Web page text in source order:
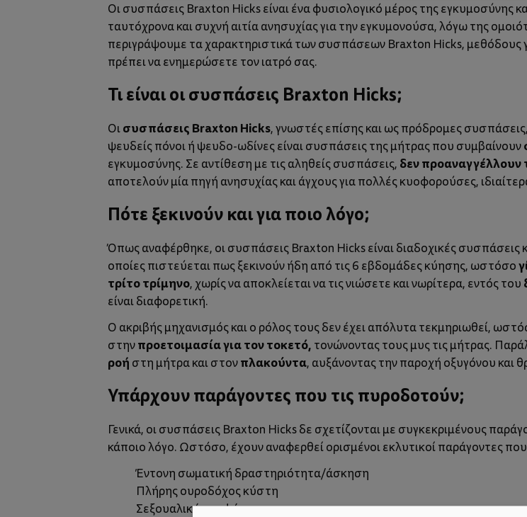
Οι συσπάσεις Braxton Hicks είναι ένα φυσιολογικό μέρος της εγκυμοσύνης
ταυτόχρονα και συχνή αιτία ανησυχίας για την εγκυμονούσα, λόγω της
περιγράψουμε τα χαρακτηριστικά των συσπάσεων Braxton Hicks, μεθόδους
πρέπει να ενημερώσετε τον ιατρό σας.
Τι είναι οι συσπάσεις Braxton Hicks;
Οισυσπάσεις Braxton Hicks, γνωστές επίσης και ως πρόδρομες
ψευδείς πόνοι ή ψευδο-ωδίνες είναι συσπάσεις της μήτρας που συμβαίνουν
εγκυμοσύνης. Σε αντίθεση με τις αληθείς συσπάσεις, δεν προαναγγέλλουν
αποτελούν μία πηγή ανησυχίας και άγχους για πολλές κυοφορούσες,
Πότε ξεκινούν και για ποιο λόγο;
Όπως αναφέρθηκε, οι συσπάσεις Braxton Hicks είναι διαδοχικές συσπάσεις
οποίες πιστεύεται πως ξεκινούν ήδη από τις 6 εβδομάδες κύησης, ωστόσο
τρίτο τρίμηνο, χωρίς να αποκλείεται να τις νιώσετε και νωρίτερα, εντός του
είναι διαφορετική.
Ο ακριβής μηχανισμός και ο ρόλος τους δεν έχει απόλυτα τεκμηριωθεί,
στηνπροετοιμασία για τον τοκετό, τονώνοντας τους μυς τις μήτρας.
ροή στη μήτρα και στονπλακούντα, αυξάνοντας την παροχή οξυγόνου
Υπάρχουν παράγοντες που τις πυροδοτούν;
Γενικά, οι συσπάσεις Braxton Hicks δε σχετίζονται με συγκεκριμένους
κάποιο λόγο. Ωστόσο, έχουν αναφερθεί ορισμένοι εκλυτικοί παράγοντες
Έντονη σωματική δραστηριότητα/άσκηση
Πλήρης ουροδόχος κύστη
Σεξουαλική επαφή